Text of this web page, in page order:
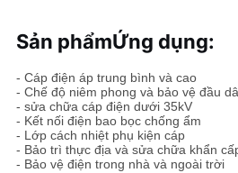
Sản phẩmỨng dụng:
- Cáp điện áp trung bình và cao
- Chế độ niêm phong và bảo vệ đầu
- sửa chữa cáp điện dưới 35kV
- Kết nối điện bao bọc chống ẩm
- Lớp cách nhiệt phụ kiện cáp
- Bảo trì thực địa và sửa chữa khẩn
- Bảo vệ điện trong nhà và ngoài trời